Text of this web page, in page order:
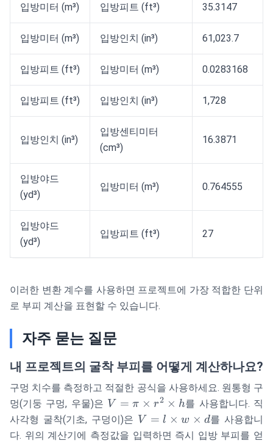
입방미터 (m³) 입방피트 (ft³) 35.3147
입방미터 (m³) 입방인치 (in³) 61,023.7
입방피트 (ft³) 입방미터 (m³) 0.0283168
입방피트 (ft³) 입방인치 (in³) 1,728
입방인치 (in³)
입방센티미터
(cm³)
16.3871
입방야드
(yd³)
입방미터 (m³) 0.764555
입방야드
(yd³)
입방피트 (ft³) 27
이러한 변환 계수를 사용하면 프로젝트에 가장 적합한 단위
로 부피 계산을 표현할 수 있습니다.
자주 묻는 질문
내 프로젝트의 굴착 부피를 어떻게 계산하나요?
구멍 치수를 측정하고 적절한 공식을 사용하세요. 원통형 구
멍(기둥 구멍, 우물)은 V =
\pi
\times
V = π × r2 × h를 사용합니다. 직
사각형 굴착(기초, 구덩이)은 V = l
\times
V = l × w × d를 사용합니
다. 위의 계산기에 측정값을 입력하면 즉시 입방 부피를 얻